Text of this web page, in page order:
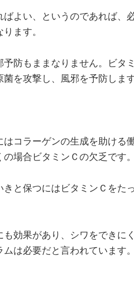
よい、というのであれば、
ます。
防もままなりません。ビタ
を攻撃し、風邪を予防します
はコラーゲンの生成を助ける
場合ビタミンＣの欠乏です。
と保つにはビタミンＣをた
効果があり、シワをできに
は必要だと言われています。